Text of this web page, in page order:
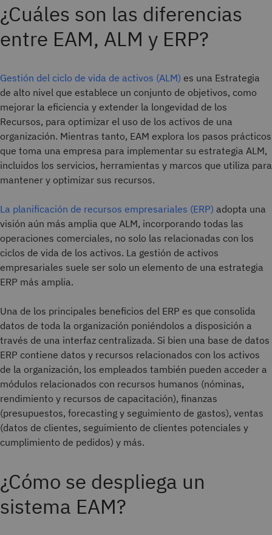
¿Cuáles son las diferencias
entre EAM, ALM y ERP?
Gestión del ciclo de vida de activos (ALM) es una Estrategia
de alto nivel que establece un conjunto de objetivos, como
mejorar la eficiencia y extender la longevidad de los
Recursos, para optimizar el uso de los activos de una
organización. Mientras tanto, EAM explora los pasos prácticos
que toma una empresa para implementar su estrategia ALM,
incluidos los servicios, herramientas y marcos que utiliza para
mantener y optimizar sus recursos.
La planificación de recursos empresariales (ERP) adopta una
visión aún más amplia que ALM, incorporando todas las
operaciones comerciales, no solo las relacionadas con los
ciclos de vida de los activos. La gestión de activos
empresariales suele ser solo un elemento de una estrategia
ERP más amplia.
Una de los principales beneficios del ERP es que consolida
datos de toda la organización poniéndolos a disposición a
través de una interfaz centralizada. Si bien una base de datos
ERP contiene datos y recursos relacionados con los activos
de la organización, los empleados también pueden acceder a
módulos relacionados con recursos humanos (nóminas,
rendimiento y recursos de capacitación), finanzas
(presupuestos, forecasting y seguimiento de gastos), ventas
(datos de clientes, seguimiento de clientes potenciales y
cumplimiento de pedidos) y más.
¿Cómo se despliega un
sistema EAM?